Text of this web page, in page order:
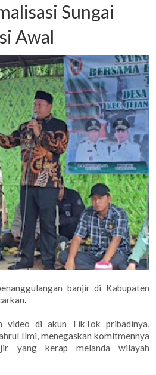
Sungai
Awal
banjir di Kabupaten
video di akun TikTok pribadinya,
Ilmi, menegaskan komitmennya
yang kerap melanda wilayah